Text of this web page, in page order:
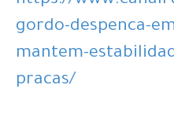
gordo-despenca-
mantem-
pracas/